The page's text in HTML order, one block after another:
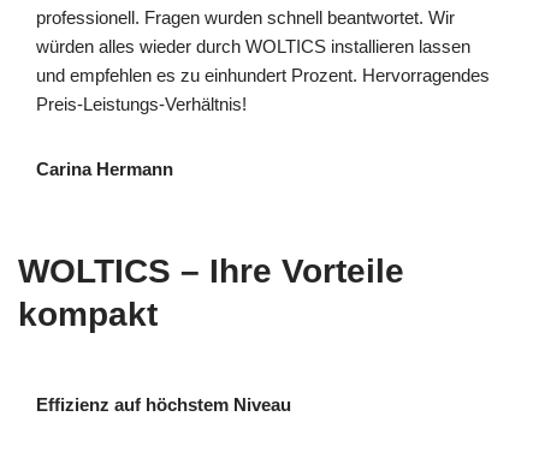
professionell. Fragen wurden schnell beantwortet. Wir
würden alles wieder durch WOLTICS installieren lassen
und empfehlen es zu einhundert Prozent. Hervorragendes
Preis-Leistungs-Verhältnis!
Carina Hermann
WOLTICS – Ihre Vorteile
kompakt
Effizienz auf höchstem Niveau